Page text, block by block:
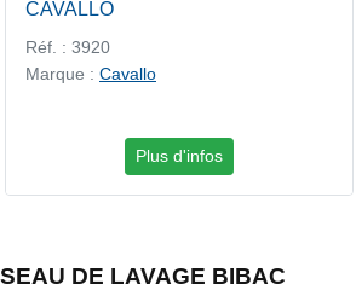
CAVALLO
Réf. : 3920
Marque : Cavallo
Plus d'infos
SEAU DE LAVAGE BIBAC